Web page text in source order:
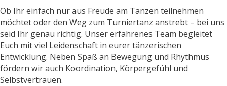
Ob Ihr einfach nur aus Freude am Tanzen teilnehmen
möchtet oder den Weg zum Turniertanz anstrebt – bei uns
seid Ihr genau richtig. Unser erfahrenes Team begleitet
Euch mit viel Leidenschaft in eurer tänzerischen
Entwicklung. Neben Spaß an Bewegung und Rhythmus
fördern wir auch Koordination, Körpergefühl und
Selbstvertrauen.